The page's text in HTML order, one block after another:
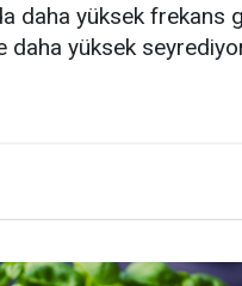
daha yüksek frekans
daha yüksek